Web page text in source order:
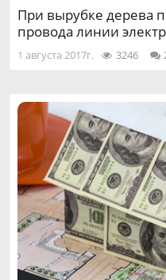
При вырубке дерева
провода линии
1 августа 2017г. 3246